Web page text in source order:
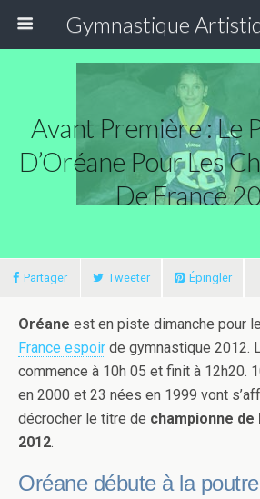
Avant Première : Le
D’Oréane Pour Les
De France
Partager Tweeter Épingler
Oréane est en piste dimanche pour le
France espoir de gymnastique 2012.
commence à 10h 05 et finit à 12h20.
en 2000 et 23 nées en 1999 vont
décrocher le titre de championne
2012.
Oréane débute à la